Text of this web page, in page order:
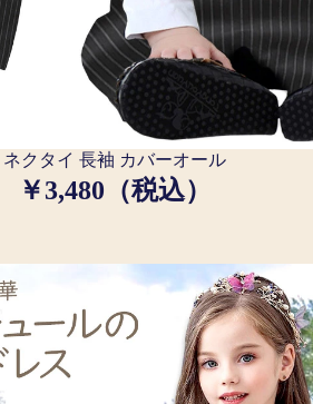
ネクタイ 長袖 カバーオール
￥3,480（税込）